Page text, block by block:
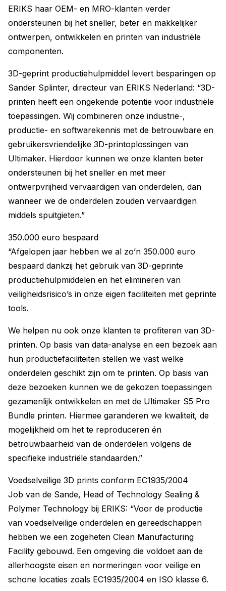
ERIKS haar OEM- en MRO-klanten verder
ondersteunen bij het sneller, beter en makkelijker
ontwerpen, ontwikkelen en printen van industriële
componenten.
3D-geprint productiehulpmiddel levert besparingen op
Sander Splinter, directeur van ERIKS Nederland: “3D-
printen heeft een ongekende potentie voor industriële
toepassingen. Wij combineren onze industrie-,
productie- en softwarekennis met de betrouwbare en
gebruikersvriendelijke 3D-printoplossingen van
Ultimaker. Hierdoor kunnen we onze klanten beter
ondersteunen bij het sneller en met meer
ontwerpvrijheid vervaardigen van onderdelen, dan
wanneer we de onderdelen zouden vervaardigen
middels spuitgieten.”
350.000 euro bespaard
“Afgelopen jaar hebben we al zo’n 350.000 euro
bespaard dankzij het gebruik van 3D-geprinte
productiehulpmiddelen en het elimineren van
veiligheidsrisico’s in onze eigen faciliteiten met geprinte
tools.
We helpen nu ook onze klanten te profiteren van 3D-
printen. Op basis van data-analyse en een bezoek aan
hun productiefaciliteiten stellen we vast welke
onderdelen geschikt zijn om te printen. Op basis van
deze bezoeken kunnen we de gekozen toepassingen
gezamenlijk ontwikkelen en met de Ultimaker S5 Pro
Bundle printen. Hiermee garanderen we kwaliteit, de
mogelijkheid om het te reproduceren én
betrouwbaarheid van de onderdelen volgens de
specifieke industriële standaarden.”
Voedselveilige 3D prints conform EC1935/2004
Job van de Sande, Head of Technology Sealing &
Polymer Technology bij ERIKS: “Voor de productie
van voedselveilige onderdelen en gereedschappen
hebben we een zogeheten Clean Manufacturing
Facility gebouwd. Een omgeving die voldoet aan de
allerhoogste eisen en normeringen voor veilige en
schone locaties zoals EC1935/2004 en ISO klasse 6.